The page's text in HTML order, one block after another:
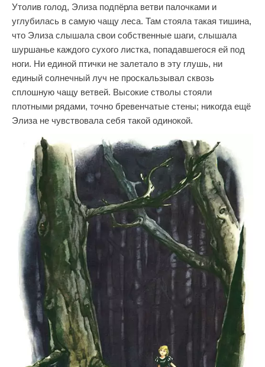
Утолив голод, Элиза подпёрла ветви палочками и
углубилась в самую чащу леса. Там стояла такая тишина,
что Элиза слышала свои собственные шаги, слышала
шуршанье каждого сухого листка, попадавшегося ей под
ноги. Ни единой птички не залетало в эту глушь, ни
единый солнечный луч не проскальзывал сквозь
сплошную чащу ветвей. Высокие стволы стояли
плотными рядами, точно бревенчатые стены; никогда ещё
Элиза не чувствовала себя такой одинокой.